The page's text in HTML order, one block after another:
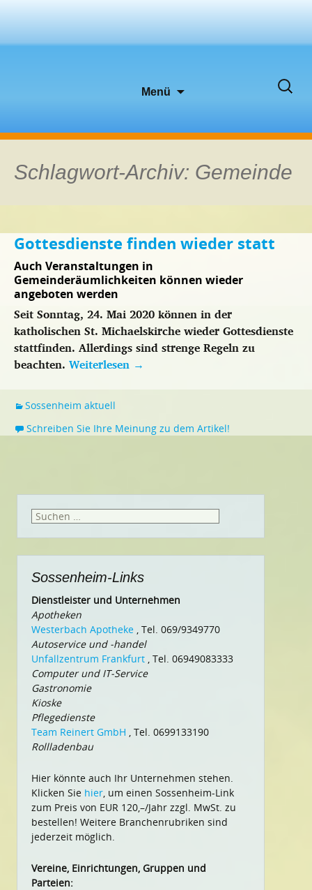
Menü
Suchen
Schlagwort-Archiv: Gemeinde
Gottesdienste finden wieder statt
Auch Veranstaltungen in
Gemeinderäumlichkeiten können wieder
angeboten werden
Seit Sonntag, 24. Mai 2020 können in der
katholischen St. Michaelskirche wieder Gottesdienste
stattfinden. Allerdings sind strenge Regeln zu
beachten. Weiterlesen →
Sossenheim aktuell
Schreiben Sie Ihre Meinung zu dem Artikel!
Suchen
Sossenheim-Links
Dienstleister und Unternehmen
Apotheken
Westerbach Apotheke , Tel. 069/9349770
Autoservice und -handel
Unfallzentrum Frankfurt , Tel. 06949083333
Computer und IT-Service
Gastronomie
Kioske
Pflegedienste
Team Reinert GmbH , Tel. 0699133190
Rollladenbau
Hier könnte auch Ihr Unternehmen stehen.
Klicken Sie hier, um einen Sossenheim-Link
zum Preis von EUR 120,–/Jahr zzgl. MwSt. zu
bestellen! Weitere Branchenrubriken sind
jederzeit möglich.
Vereine, Einrichtungen, Gruppen und
Parteien: